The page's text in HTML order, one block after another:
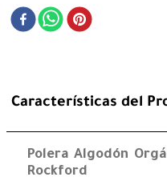
Características del
Polera Algodón
Rockford